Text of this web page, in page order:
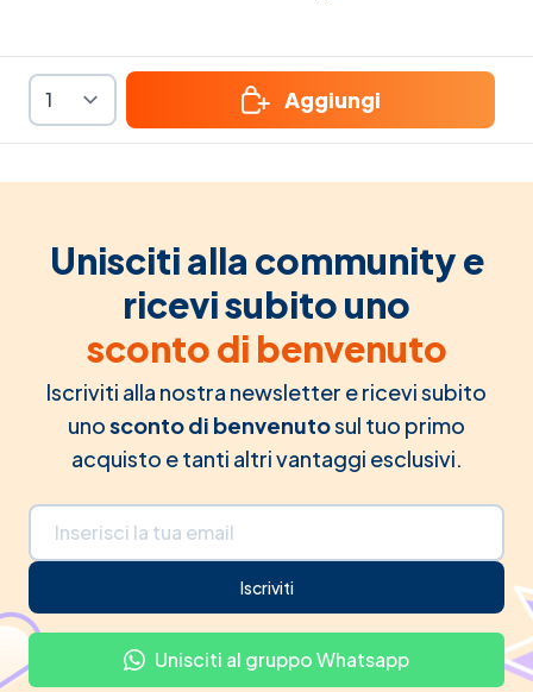
Aggiungi
Unisciti alla community e
ricevi subito uno
sconto di benvenuto
Iscriviti alla nostra newsletter e ricevi subito
unosconto di benvenutosul tuo primo
acquisto e tanti altri vantaggi esclusivi.
Indirizzo email
Iscriviti
Unisciti al gruppo Whatsapp